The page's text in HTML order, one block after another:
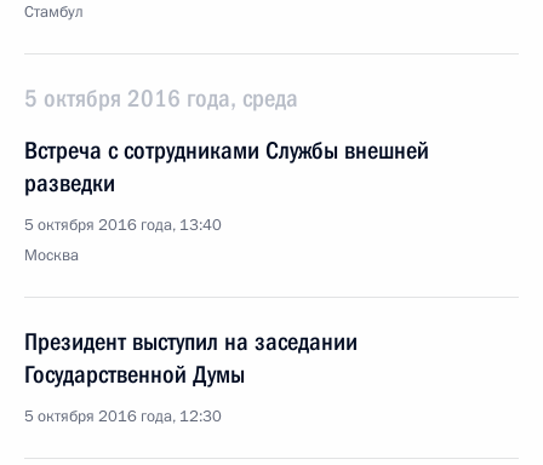
Стамбул
5 октября 2016 года, среда
Встреча с сотрудниками Службы внешней
разведки
5 октября 2016 года, 13:40
Москва
Президент выступил на заседании
Государственной Думы
5 октября 2016 года, 12:30